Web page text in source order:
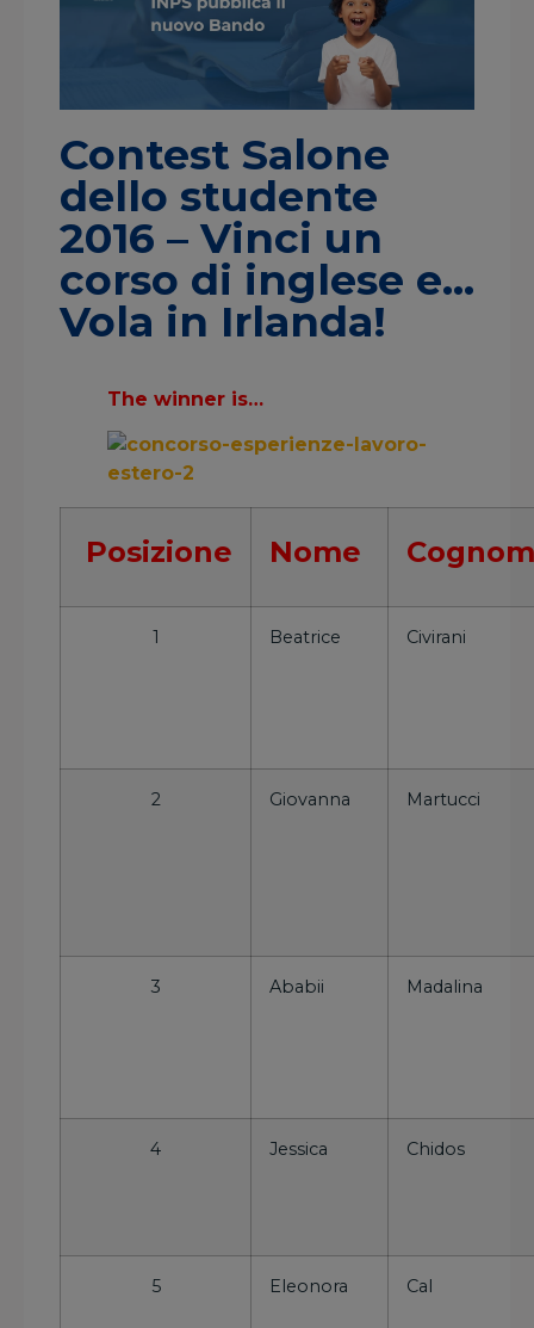
Contest Salone
dello studente
2016 – Vinci un
corso di inglese e…
Vola in Irlanda!
The winner is…
Posizione Nome
1 Beatrice Civirani
2 Giovanna Martucci
3 Ababii Madalina
4 Jessica Chidos
5 Eleonora Cal